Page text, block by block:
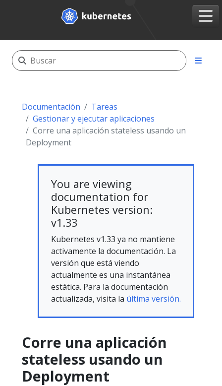
Documentación
Tareas
Gestionar y ejecutar aplicaciones
Corre una aplicación stateless usando un
Deployment
You are viewing
documentation for
Kubernetes version:
v1.33
Kubernetes v1.33 ya no mantiene
activamente la documentación. La
versión que está viendo
actualmente es una instantánea
estática. Para la documentación
actualizada, visita la última versión.
Corre una aplicación
stateless usando un
Deployment